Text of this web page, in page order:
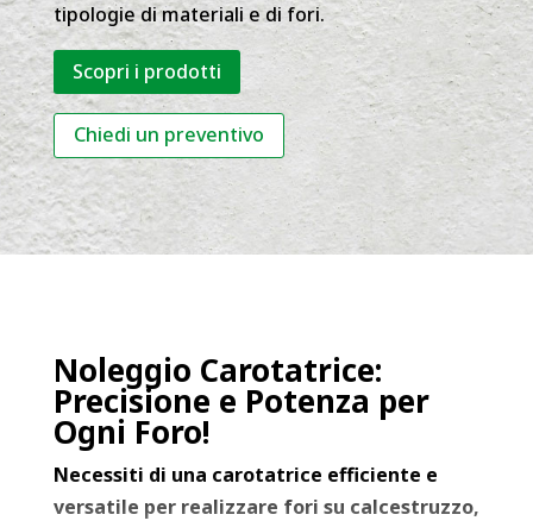
tipologie di materiali e di fori.
Scopri i prodotti
Chiedi un preventivo
Noleggio Carotatrice:
Precisione e Potenza per
Ogni Foro!
Necessiti di una carotatrice efficiente e
versatile per realizzare fori su calcestruzzo,